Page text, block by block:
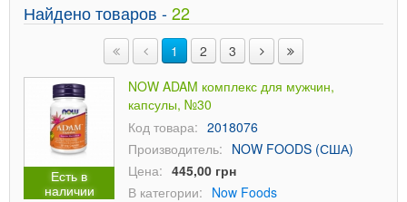
Найдено товаров -22
1 2 3
Есть в
наличии
NOW ADAM комплекс для мужчин,
капсулы, №30
Код товара: 2018076
Производитель: NOW FOODS (США)
Цена: 445,00 грн
В категории: Now Foods